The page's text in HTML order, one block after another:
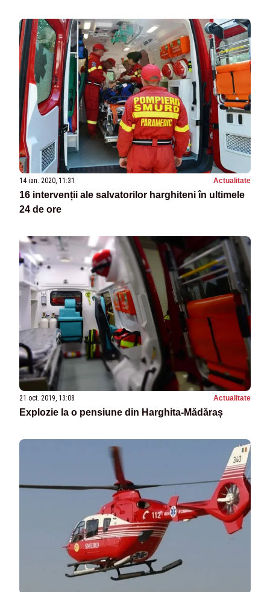
14 ian. 2020, 11:31 Actualitate
16 intervenții ale salvatorilor harghiteni în ultimele
24 de ore
21 oct. 2019, 13:08 Actualitate
Explozie la o pensiune din Harghita-Mădăraș